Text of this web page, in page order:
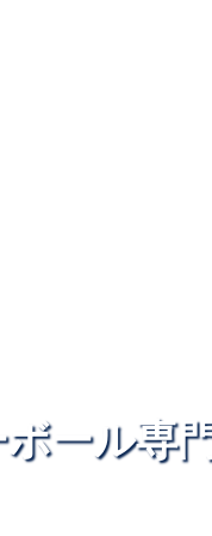
ール専